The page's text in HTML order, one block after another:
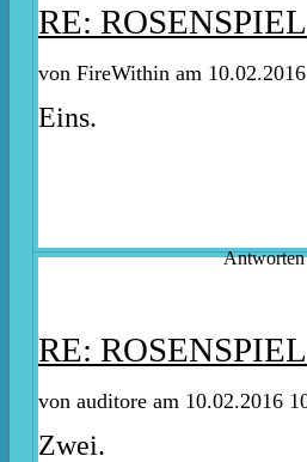
RE: ROSENSPIEL
von FireWithin am
Eins.
Antworten
RE: ROSENSPIEL
von auditore am 10.02.2016
Zwei.